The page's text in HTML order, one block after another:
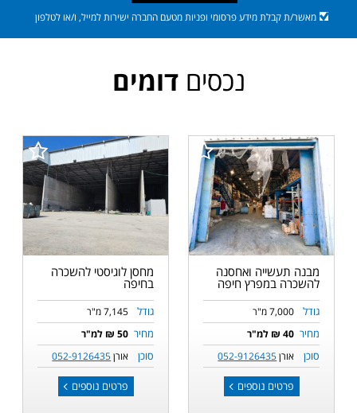
מאשר/ת קבלת מידע פרסומי ופניות מטעם החברה ישירות למייל, ו/או לטלפון
נכסיםדומים
מבנה תעשייה ואחסנה
להשכרה במפרץ חיפה
גודל 7,000 מ"ר
מחיר 40 ₪ למ"ר
סוכן אורן052-9126435
פרטים נוספים
מחסן לוגיסטי להשכרה
בחיפה
גודל 7,145 מ"ר
מחיר 50 ₪ למ"ר
סוכן אורן052-9126435
פרטים נוספים